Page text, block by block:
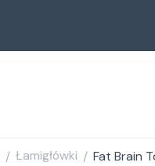
/ Łamigłówki / Fat Brain